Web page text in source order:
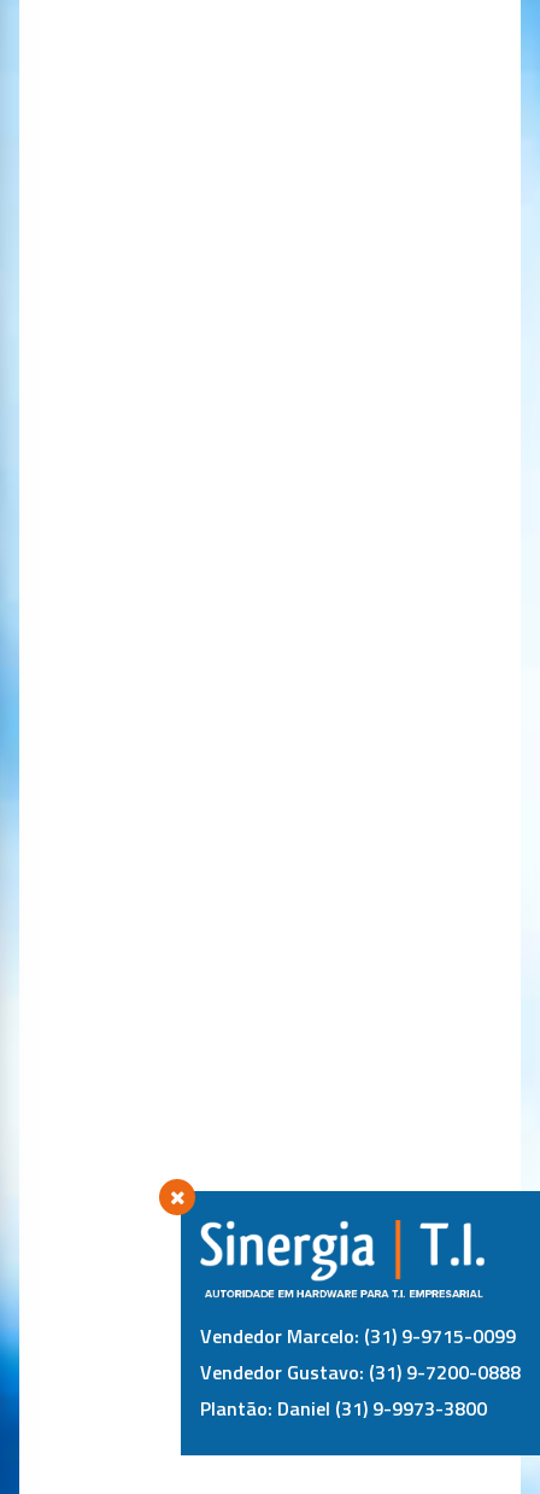
Vendedor Marcelo: (31) 9-9715-0099
Vendedor Gustavo: (31) 9-7200-0888
Plantão: Daniel (31) 9-9973-3800